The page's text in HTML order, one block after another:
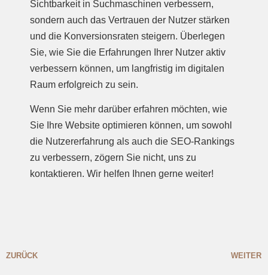
Sichtbarkeit in Suchmaschinen verbessern,
sondern auch das Vertrauen der Nutzer stärken
und die Konversionsraten steigern. Überlegen
Sie, wie Sie die Erfahrungen Ihrer Nutzer aktiv
verbessern können, um langfristig im digitalen
Raum erfolgreich zu sein.
Wenn Sie mehr darüber erfahren möchten, wie
Sie Ihre Website optimieren können, um sowohl
die Nutzererfahrung als auch die SEO-Rankings
zu verbessern, zögern Sie nicht, uns zu
kontaktieren. Wir helfen Ihnen gerne weiter!
ZURÜCK WEITER